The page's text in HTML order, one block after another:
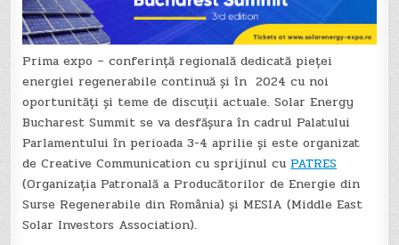
Prima expo – conferință regională dedicată pieței
energiei regenerabile continuă și în 2024 cu noi
oportunități și teme de discuții actuale. Solar Energy
Bucharest Summit se va desfășura în cadrul Palatului
Parlamentului în perioada 3-4 aprilie și este organizat
de Creative Communication cu sprijinul cu PATRES
(Organizaţia Patronală a Producătorilor de Energie din
Surse Regenerabile din România) și MESIA (Middle East
Solar Investors Association).